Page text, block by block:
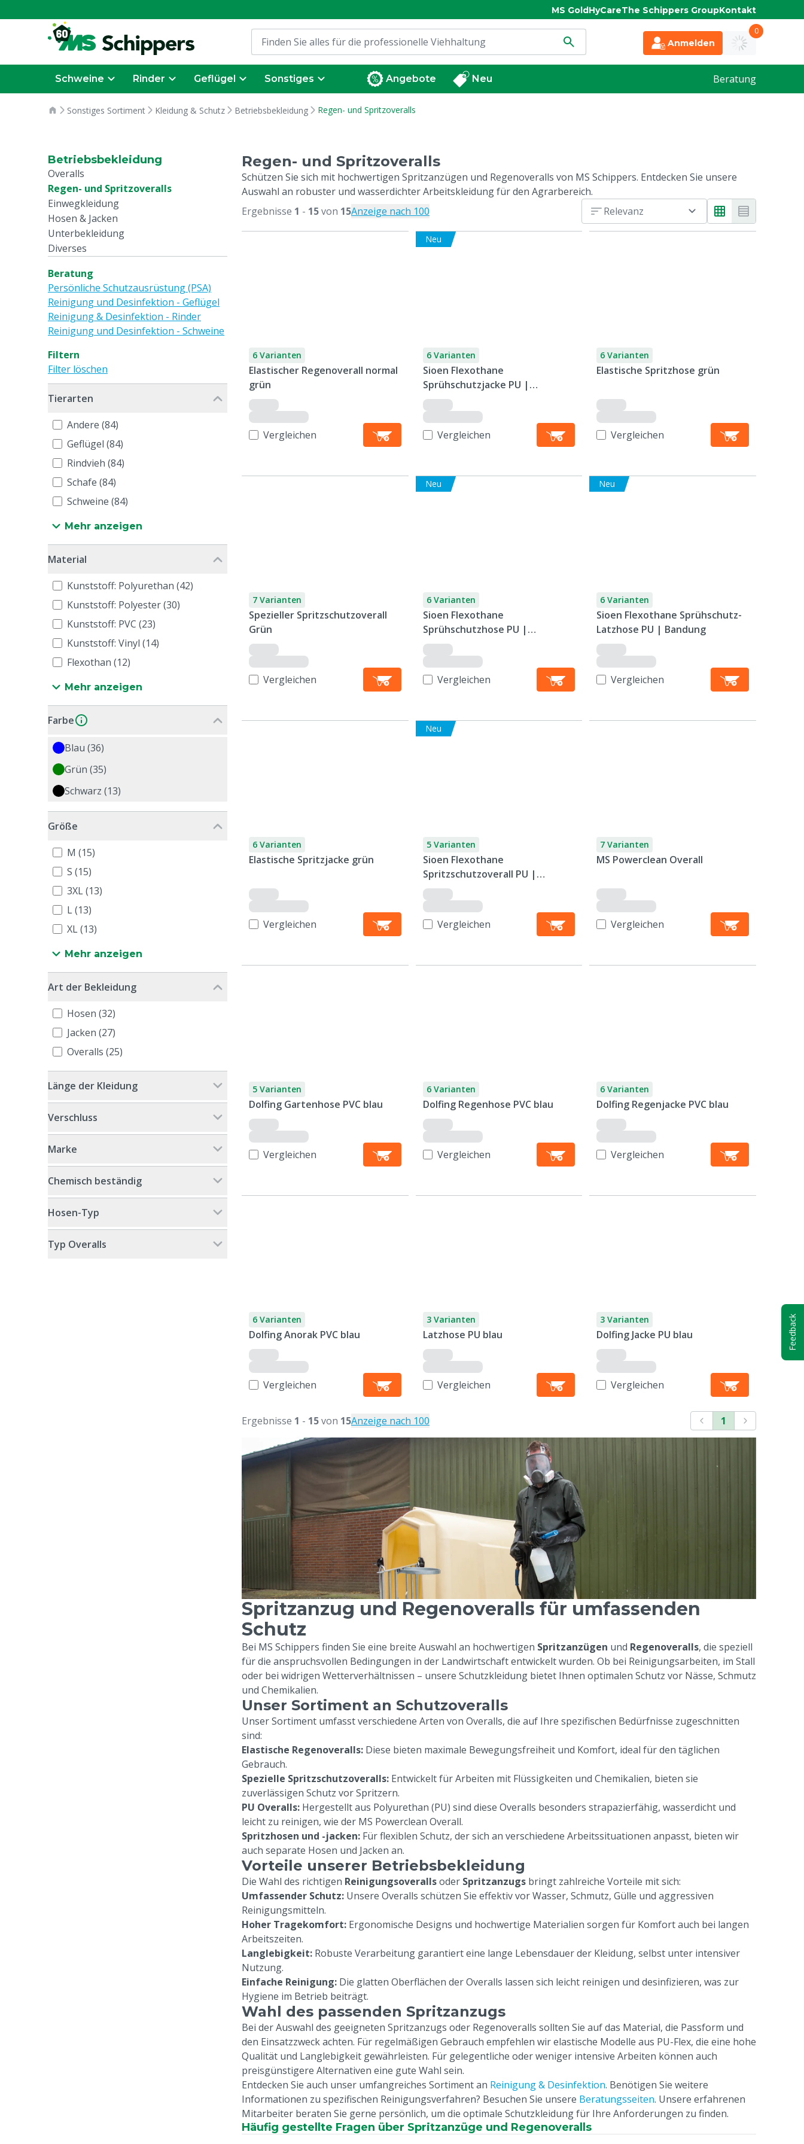
MS GoldHyCareThe Schippers GroupKontakt
Anmelden
0
Schweine Rinder Geflügel Sonstiges Angebote Neu Beratung
Sonstiges Sortiment Kleidung & Schutz Betriebsbekleidung Regen- und Spritzoveralls
Betriebsbekleidung
Overalls
Regen- und Spritzoveralls
Einwegkleidung
Hosen & Jacken
Unterbekleidung
Diverses
Beratung
Persönliche Schutzausrüstung (PSA)
Reinigung und Desinfektion - Geflügel
Reinigung & Desinfektion - Rinder
Reinigung und Desinfektion - Schweine
Filtern
Filter löschen
Tierarten
Andere (84)
Geflügel (84)
Rindvieh (84)
Schafe (84)
Schweine (84)
Mehr anzeigen
Material
Kunststoff: Polyurethan (42)
Kunststoff: Polyester (30)
Kunststoff: PVC (23)
Kunststoff: Vinyl (14)
Flexothan (12)
Mehr anzeigen
Farbe
Blau (36)
Grün (35)
Schwarz (13)
Größe
M (15)
S (15)
3XL (13)
L (13)
XL (13)
Mehr anzeigen
Art der Bekleidung
Hosen (32)
Jacken (27)
Overalls (25)
Länge der Kleidung
Verschluss
Marke
Chemisch beständig
Hosen-Typ
Typ Overalls
Regen- und Spritzoveralls
Schützen Sie sich mit hochwertigen Spritzanzügen und Regenoveralls von MS Schippers. Entdecken Sie unsere
Auswahl an robuster und wasserdichter Arbeitskleidung für den Agrarbereich.
Ergebnisse 1 - 15von 15Anzeige nach 100 Relevanz
6 Varianten
Elastischer Regenoverall normal
grün
Vergleichen
Neu
6 Varianten
Sioen Flexothane
Sprühschutzjacke PU |
Dortmund
Vergleichen
6 Varianten
Elastische Spritzhose grün
Vergleichen
7 Varianten
Spezieller Spritzschutzoverall
Grün
Vergleichen
Neu
6 Varianten
Sioen Flexothane
Sprühschutzhose PU |
Rotterdam
Vergleichen
Neu
6 Varianten
Sioen Flexothane Sprühschutz-
Latzhose PU | Bandung
Vergleichen
6 Varianten
Elastische Spritzjacke grün
Vergleichen
Neu
5 Varianten
Sioen Flexothane
Spritzschutzoverall PU |
Montreal
Vergleichen
7 Varianten
MS Powerclean Overall
Vergleichen
5 Varianten
Dolfing Gartenhose PVC blau
Vergleichen
6 Varianten
Dolfing Regenhose PVC blau
Vergleichen
6 Varianten
Dolfing Regenjacke PVC blau
Vergleichen
6 Varianten
Dolfing Anorak PVC blau
Vergleichen
3 Varianten
Latzhose PU blau
Vergleichen
3 Varianten
Dolfing Jacke PU blau
Vergleichen
Ergebnisse 1 - 15von 15Anzeige nach 100 1
Spritzanzug und Regenoveralls für umfassenden
Schutz
Bei MS Schippers finden Sie eine breite Auswahl an hochwertigen Spritzanzügen und Regenoveralls, die speziell
für die anspruchsvollen Bedingungen in der Landwirtschaft entwickelt wurden. Ob bei Reinigungsarbeiten, im Stall
oder bei widrigen Wetterverhältnissen – unsere Schutzkleidung bietet Ihnen optimalen Schutz vor Nässe, Schmutz
und Chemikalien.
Unser Sortiment an Schutzoveralls
Unser Sortiment umfasst verschiedene Arten von Overalls, die auf Ihre spezifischen Bedürfnisse zugeschnitten
sind:
Elastische Regenoveralls: Diese bieten maximale Bewegungsfreiheit und Komfort, ideal für den täglichen
Gebrauch.
Spezielle Spritzschutzoveralls: Entwickelt für Arbeiten mit Flüssigkeiten und Chemikalien, bieten sie
zuverlässigen Schutz vor Spritzern.
PU Overalls: Hergestellt aus Polyurethan (PU) sind diese Overalls besonders strapazierfähig, wasserdicht und
leicht zu reinigen, wie der MS Powerclean Overall.
Spritzhosen und -jacken: Für flexiblen Schutz, der sich an verschiedene Arbeitssituationen anpasst, bieten wir
auch separate Hosen und Jacken an.
Vorteile unserer Betriebsbekleidung
Die Wahl des richtigen Reinigungsoverallsoder Spritzanzugs bringt zahlreiche Vorteile mit sich:
Umfassender Schutz: Unsere Overalls schützen Sie effektiv vor Wasser, Schmutz, Gülle und aggressiven
Reinigungsmitteln.
Hoher Tragekomfort: Ergonomische Designs und hochwertige Materialien sorgen für Komfort auch bei langen
Arbeitszeiten.
Langlebigkeit: Robuste Verarbeitung garantiert eine lange Lebensdauer der Kleidung, selbst unter intensiver
Nutzung.
Einfache Reinigung: Die glatten Oberflächen der Overalls lassen sich leicht reinigen und desinfizieren, was zur
Hygiene im Betrieb beiträgt.
Wahl des passenden Spritzanzugs
Bei der Auswahl des geeigneten Spritzanzugs oder Regenoveralls sollten Sie auf das Material, die Passform und
den Einsatzzweck achten. Für regelmäßigen Gebrauch empfehlen wir elastische Modelle aus PU-Flex, die eine hohe
Qualität und Langlebigkeit gewährleisten. Für gelegentliche oder weniger intensive Arbeiten können auch
preisgünstigere Alternativen eine gute Wahl sein.
Entdecken Sie auch unser umfangreiches Sortiment an Reinigung & Desinfektion. Benötigen Sie weitere
Informationen zu spezifischen Reinigungsverfahren? Besuchen Sie unsere Beratungsseiten. Unsere erfahrenen
Mitarbeiter beraten Sie gerne persönlich, um die optimale Schutzkleidung für Ihre Anforderungen zu finden.
Häufig gestellte Fragen über Spritzanzüge und Regenoveralls
Feedback